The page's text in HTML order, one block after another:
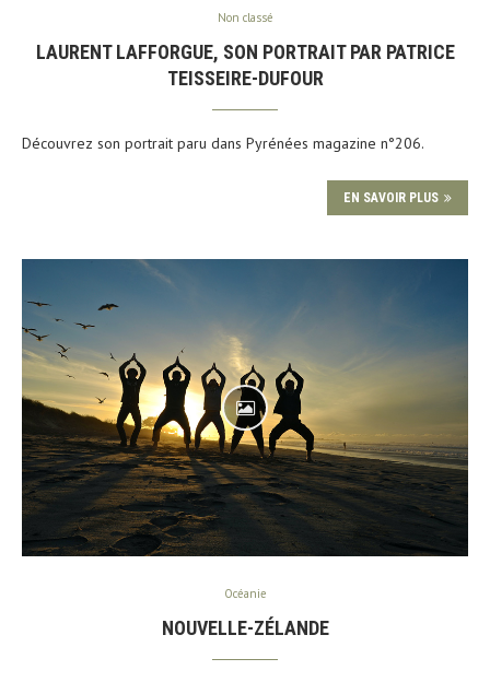
Non classé
LAURENT LAFFORGUE, SON PORTRAIT PAR PATRICE
TEISSEIRE-DUFOUR
Découvrez son portrait paru dans Pyrénées magazine n°206.
EN SAVOIR PLUS
Océanie
NOUVELLE-ZÉLANDE